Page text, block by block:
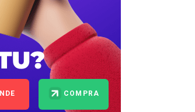
COMPRA